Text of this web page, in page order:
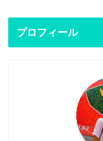
プロフィール